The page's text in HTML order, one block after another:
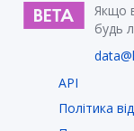
Якщо
будь
API
Політика